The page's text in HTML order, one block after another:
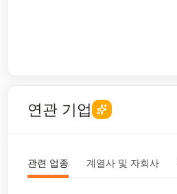
연관 기업
관련 업종 계열사 및 자회사